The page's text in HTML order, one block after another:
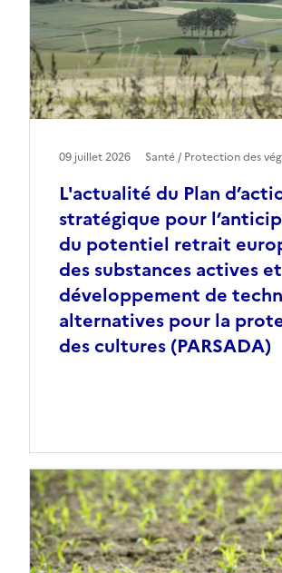
L'actualité du Plan
stratégique pour
du potentiel retrait
des substances actives
développement de
alternatives pour la
des cultures (PARSADA)
09 juillet 2026 Santé / Protection des